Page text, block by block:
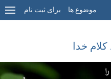
موضوع ها برای ثبت نام
خدا